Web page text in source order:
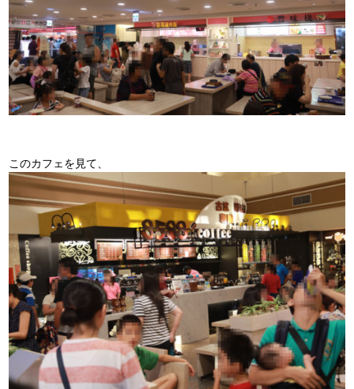
このカフェを見て、